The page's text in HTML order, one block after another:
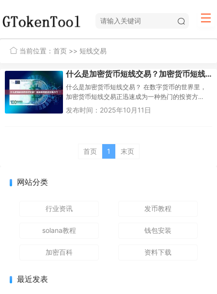
当前位置： 首页 >> 短线交易
什么是加密货币短线交易？加密货币短线交易入门
什么是加密货币短线交易？ 在数字货币的世界里，
加密货币短线交易正迅速成为一种热门的投资方
式。无论是经验丰富的交易员还是刚入门的新手...
发布时间：2025年10月11日
首页 1 末页
网站分类
行业资讯 发币教程
solana教程 钱包安装
加密百科 资料下载
最近发表